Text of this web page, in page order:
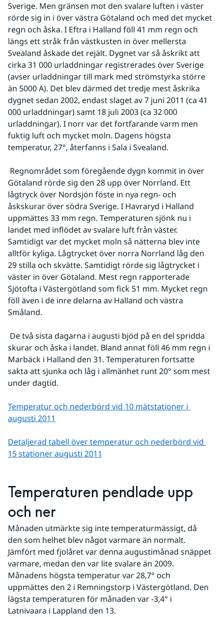
Sverige. Men gränsen mot den svalare luften i väster
rörde sig in i över västra Götaland och med det mycket
regn och åska. I Eftra i Halland föll 41 mm regn och
längs ett stråk från västkusten in över mellersta
Svealand åskade det rejält. Dygnet var så åskrikt att
cirka 31 000 urladdningar registrerades över Sverige
(avser urladdningar till mark med strömstyrka större
än 5000 A). Det blev därmed det tredje mest åskrika
dygnet sedan 2002, endast slaget av 7 juni 2011 (ca 41
000 urladdningar) samt 18 juli 2003 (ca 32 000
urladdningar). I norr var det fortfarande varm men
fuktig luft och mycket moln. Dagens högsta
temperatur, 27°, återfanns i Sala i Svealand.
Götaland rörde sig den 28 upp över Norrland. Ett
lågtryck över Nordsjön föste in nya regn- och
åskskurar över södra Sverige. I Havraryd i Halland
uppmättes 33 mm regn. Temperaturen sjönk nu i
landet med inflödet av svalare luft från väster.
Samtidigt var det mycket moln så nätterna blev inte
alltför kyliga. Lågtrycket över norra Norrland låg den
29 stilla och skvätte. Samtidigt rörde sig lågtrycket i
väster in över Götaland. Mest regn rapporterade
Sjötofta i Västergötland som fick 51 mm. Mycket regn
föll även i de inre delarna av Halland och västra
Småland.
skurar och åska i landet. Bland annat föll 46 mm regn i
Marbäck i Halland den 31. Temperaturen fortsatte
sakta att sjunka och låg i allmänhet runt 20° som mest
under dagtid.
Temperatur och nederbörd vid 10 mätstationer i
augusti 2011
Detaljerad tabell över temperatur och nederbörd vid
15 stationer augusti 2011
Temperaturen pendlade upp
och ner
Månaden utmärkte sig inte temperaturmässigt, då
den som helhet blev något varmare än normalt.
Jämfört med fjolåret var denna augustimånad snäppet
varmare, medan den var lite svalare än 2009.
Månadens högsta temperatur var 28,7° och
uppmättes den 2 i Remningstorp i Västergötland. Den
lägsta temperaturen för månaden var -3,4° i
Latnivaara i Lappland den 13.